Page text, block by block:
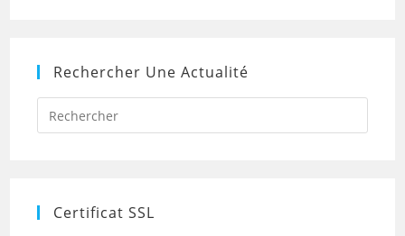
Rechercher Une Actualité
Press
to
Certificat SSL